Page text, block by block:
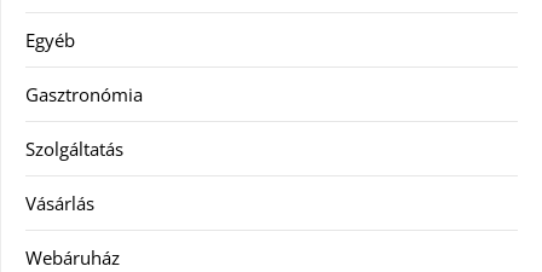
Egyéb
Gasztronómia
Szolgáltatás
Vásárlás
Webáruház